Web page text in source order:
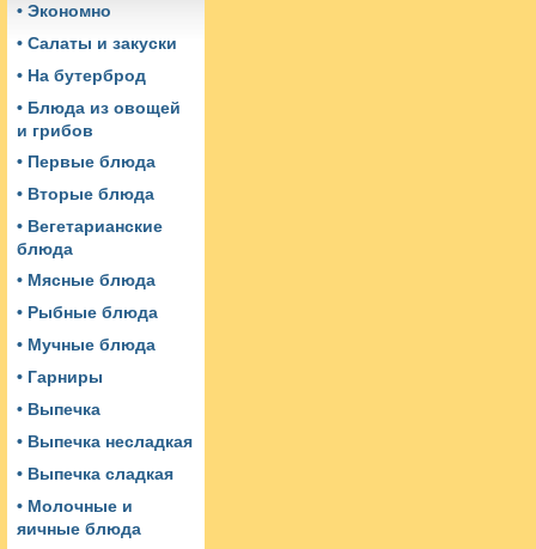
• Экономно
• Салаты и закуски
• На бутерброд
• Блюда из овощей
и грибов
• Первые блюда
• Вторые блюда
• Вегетарианские
блюда
• Мясные блюда
• Рыбные блюда
• Мучные блюда
• Гарниры
• Выпечка
• Выпечка несладкая
• Выпечка сладкая
• Молочные и
яичные блюда